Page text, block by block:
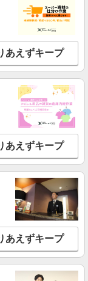
時間・曜日によ
給＋100円
を見る
時間・曜日によ
給＋150円 ※日・
を見る
※時間・曜日によ
あえずキープ
あえずキープ
あえずキープ